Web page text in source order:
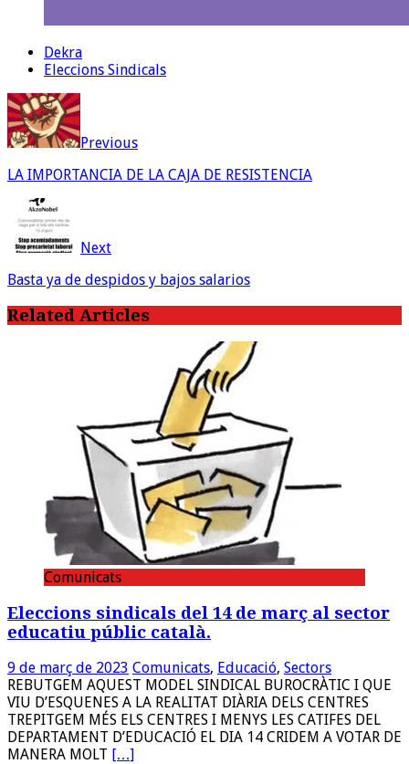
Dekra
Eleccions Sindicals
Previous
LA IMPORTANCIA DE LA CAJA DE RESISTENCIA
Next
Basta ya de despidos y bajos salarios
Related Articles
Comunicats
Eleccions sindicals del 14 de març al sector
educatiu públic català.
9 de març de 2023 Comunicats, Educació, Sectors
REBUTGEM AQUEST MODEL SINDICAL BUROCRÀTIC I QUE
VIU D’ESQUENES A LA REALITAT DIÀRIA DELS CENTRES
TREPITGEM MÉS ELS CENTRES I MENYS LES CATIFES DEL
DEPARTAMENT D’EDUCACIÓ EL DIA 14 CRIDEM A VOTAR DE
MANERA MOLT […]